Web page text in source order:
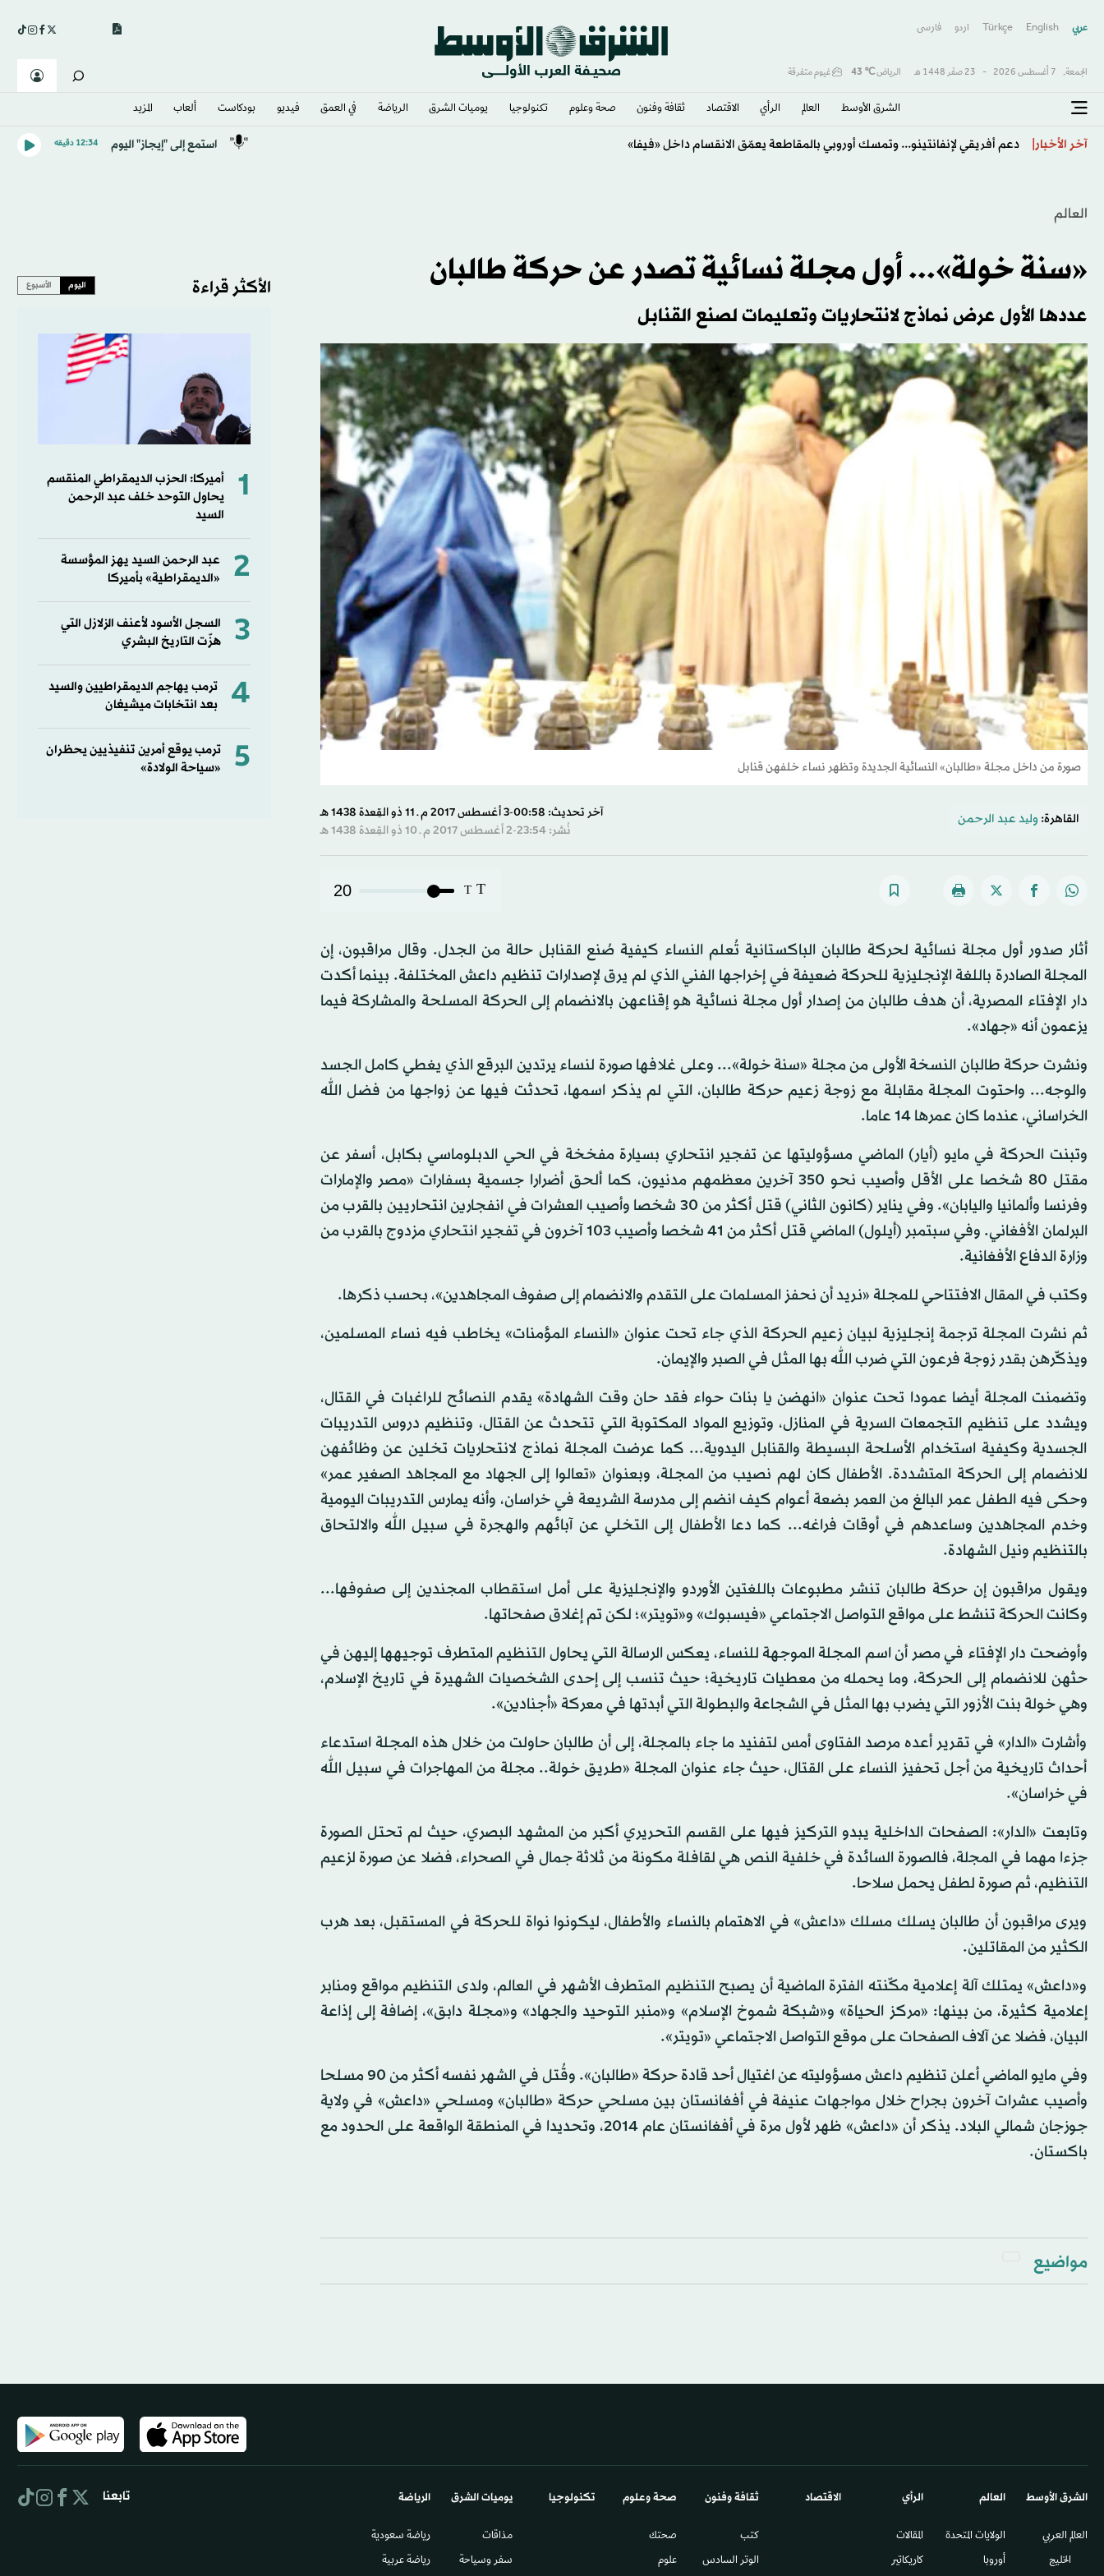
عربي English
Türkçe اردو فارسى
الجمعة, 7 أغسطس 2026 - 23 صفَر 1448 هـ الرياض℃
43 غيوم متفرقة
الشرق الأوسط​ العالم الرأي الاقتصاد ثقافة وفنون صحة وعلوم تكنولوجيا يوميات الشرق​ الرياضة في العمق فيديو بودكاست ألعاب المزيد
آخر الأخبار
متى تستدعي الغازات والانتفاخ مراجعة الطبيب؟
استمع إلى "إيجاز" اليوم 12:34 دقيقه
العالم
«سنة خولة»... أول مجلة نسائية تصدر عن حركة طالبان
عددها الأول عرض نماذج لانتحاريات وتعليمات لصنع القنابل
صورة من داخل مجلة «طالبان» النسائية الجديدة وتظهر نساء خلفهن قنابل
القاهرة: ولید عبد الرحمن
آخر تحديث: 00:58-3 أغسطس 2017 م ـ 11 ذو القِعدة 1438 هـ
نُشر: 23:54-2 أغسطس 2017 م ـ 10 ذو القِعدة 1438 هـ
T
T
20
أثار صدور أول مجلة نسائية لحركة طالبان الباكستانية تُعلم النساء كيفية صُنع القنابل حالة من الجدل. وقال مراقبون، إن
المجلة الصادرة باللغة الإنجليزية للحركة ضعيفة في إخراجها الفني الذي لم يرق لإصدارات تنظيم داعش المختلفة. بينما أكدت
دار الإفتاء المصرية، أن هدف طالبان من إصدار أول مجلة نسائية هو إقناعهن بالانضمام إلى الحركة المسلحة والمشاركة فيما
يزعمون أنه «جهاد».
ونشرت حركة طالبان النسخة الأولى من مجلة «سنة خولة»... وعلى غلافها صورة لنساء يرتدين البرقع الذي يغطي كامل الجسد
والوجه... واحتوت المجلة مقابلة مع زوجة زعيم حركة طالبان، التي لم يذكر اسمها، تحدثت فيها عن زواجها من فضل الله
الخراساني، عندما كان عمرها 14 عاما.
وتبنت الحركة في مايو (أيار) الماضي مسؤوليتها عن تفجير انتحاري بسيارة مفخخة في الحي الدبلوماسي بكابل، أسفر عن
مقتل 80 شخصا على الأقل وأصيب نحو 350 آخرين معظمهم مدنيون، كما ألحق أضرارا جسمية بسفارات «مصر والإمارات
وفرنسا وألمانيا واليابان». وفي يناير (كانون الثاني) قتل أكثر من 30 شخصا وأصيب العشرات في انفجارين انتحاريين بالقرب من
البرلمان الأفغاني. وفي سبتمبر (أيلول) الماضي قتل أكثر من 41 شخصا وأصيب 103 آخرون في تفجير انتحاري مزدوج بالقرب من
وزارة الدفاع الأفغانية.
وكتب في المقال الافتتاحي للمجلة «نريد أن نحفز المسلمات على التقدم والانضمام إلى صفوف المجاهدين»، بحسب ذكرها.
ثم نشرت المجلة ترجمة إنجليزية لبيان زعيم الحركة الذي جاء تحت عنوان «النساء المؤمنات» يخاطب فيه نساء المسلمين،
ويذكّرهن بقدر زوجة فرعون التي ضرب الله بها المثل في الصبر والإيمان.
وتضمنت المجلة أيضا عمودا تحت عنوان «انهضن يا بنات حواء فقد حان وقت الشهادة» يقدم النصائح للراغبات في القتال،
ويشدد على تنظيم التجمعات السرية في المنازل، وتوزيع المواد المكتوبة التي تتحدث عن القتال، وتنظيم دروس التدريبات
الجسدية وكيفية استخدام الأسلحة البسيطة والقنابل اليدوية... كما عرضت المجلة نماذج لانتحاريات تخلين عن وظائفهن
للانضمام إلى الحركة المتشددة. الأطفال كان لهم نصيب من المجلة، وبعنوان «تعالوا إلى الجهاد مع المجاهد الصغير عمر»
وحكى فيه الطفل عمر البالغ من العمر بضعة أعوام كيف انضم إلى مدرسة الشريعة في خراسان، وأنه يمارس التدريبات اليومية
وخدم المجاهدين وساعدهم في أوقات فراغه... كما دعا الأطفال إلى التخلي عن آبائهم والهجرة في سبيل الله والالتحاق
بالتنظيم ونيل الشهادة.
ويقول مراقبون إن حركة طالبان تنشر مطبوعات باللغتين الأوردو والإنجليزية على أمل استقطاب المجندين إلى صفوفها...
وكانت الحركة تنشط على مواقع التواصل الاجتماعي «فيسبوك» و«تويتر»؛ لكن تم إغلاق صفحاتها.
وأوضحت دار الإفتاء في مصر أن اسم المجلة الموجهة للنساء، يعكس الرسالة التي يحاول التنظيم المتطرف توجيهها إليهن في
حثهن للانضمام إلى الحركة، وما يحمله من معطيات تاريخية؛ حيث تنسب إلى إحدى الشخصيات الشهيرة في تاريخ الإسلام،
وهي خولة بنت الأزور التي يضرب بها المثل في الشجاعة والبطولة التي أبدتها في معركة «أجنادين».
وأشارت «الدار» في تقرير أعده مرصد الفتاوى أمس لتفنيد ما جاء بالمجلة، إلى أن طالبان حاولت من خلال هذه المجلة استدعاء
أحداث تاريخية من أجل تحفيز النساء على القتال، حيث جاء عنوان المجلة «طريق خولة.. مجلة من المهاجرات في سبيل الله
في خراسان».
وتابعت «الدار»: الصفحات الداخلية يبدو التركيز فيها على القسم التحريري أكبر من المشهد البصري، حيث لم تحتل الصورة
جزءا مهما في اﻟﻤﺠلة، فالصورة السائدة في خلفية النص هي لقافلة مكونة من ثلاثة جمال في الصحراء، فضلا عن صورة لزعيم
التنظيم، ثم صورة لطفل يحمل سلاحا.
ويرى مراقبون أن طالبان يسلك مسلك «داعش» في الاهتمام بالنساء والأطفال، ليكونوا نواة للحركة في المستقبل، بعد هرب
الكثير من المقاتلين.
و«داعش» يمتلك آلة إعلامية مكّنته الفترة الماضية أن يصبح التنظيم المتطرف الأشهر في العالم، ولدى التنظيم مواقع ومنابر
إعلامية كثيرة، من بينها: «مركز الحياة» و«شبكة شموخ الإسلام» و«منبر التوحيد والجهاد» و«مجلة دابق»، إضافة إلى إذاعة
البيان، فضلا عن آلاف الصفحات على موقع التواصل الاجتماعي «تويتر».
وفي مايو الماضي أعلن تنظيم داعش مسؤوليته عن اغتيال أحد قادة حركة «طالبان». وقُتل في الشهر نفسه أكثر من 90 مسلحا
وأصيب عشرات آخرون بجراح خلال مواجهات عنيفة في أفغانستان بين مسلحي حركة «طالبان» ومسلحي «داعش» في ولاية
جوزجان شمالي البلاد. يذكر أن «داعش» ظهر لأول مرة في أفغانستان عام 2014، وتحديدا في المنطقة الواقعة على الحدود مع
باكستان.
مواضيع
الأكثر قراءة اليوم الأسبوع
1
أميركا: الحزب الديمقراطي المنقسم
يحاول التوحد خلف عبد الرحمن
السيد
2
عبد الرحمن السيد يهز المؤسسة
«الديمقراطية» بأميركا
3
السجل الأسود لأعنف الزلازل التي
هزّت التاريخ البشري
4
ترمب يهاجم الديمقراطيين والسيد
بعد انتخابات ميشيغان
5
ترمب يوقع أمرين تنفيذيين يحظران
«سياحة الولادة»
الشرق الأوسط​
العالم العربي
الخليج
العالم
الولايات المتحدة
أوروبا
الرأي
المقالات
كاريكاتير
الاقتصاد ثقافة وفنون
كتب
الوتر السادس​
صحة وعلوم
صحتك
علوم
تكنولوجيا يوميات الشرق​
مذاقات
سفر وسياحة
الرياضة
رياضة سعودية
رياضة عربية
تابعنا